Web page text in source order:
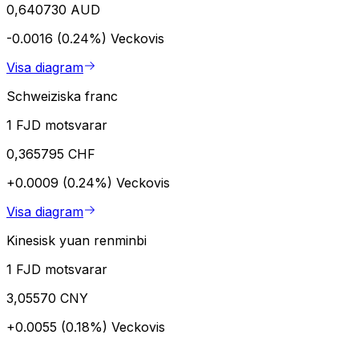
0,640730 AUD
-0.0016 (0.24%) Veckovis
Visa diagram
Schweiziska franc
1 FJD motsvarar
0,365795 CHF
+0.0009 (0.24%) Veckovis
Visa diagram
Kinesisk yuan renminbi
1 FJD motsvarar
3,05570 CNY
+0.0055 (0.18%) Veckovis